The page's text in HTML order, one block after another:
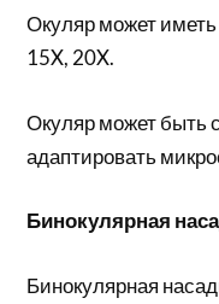
Окуляр может
15X, 20X.
Окуляр может быть
адаптировать
Бинокулярная
Бинокулярная